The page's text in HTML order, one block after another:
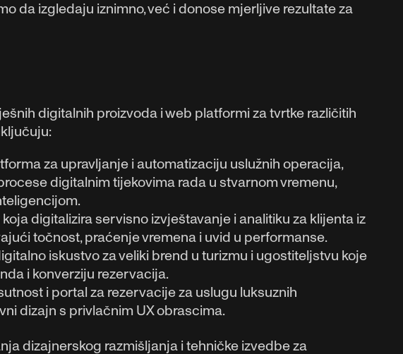
da izgledaju iznimno, već i donose mjerljive rezultate za
digitalnih proizvoda i web platformi za tvrtke različitih
za upravljanje i automatizaciju uslužnih operacija,
digitalnim tijekovima rada u stvarnom vremenu,
digitalizira servisno izvještavanje i analitiku za klijenta iz
točnost, praćenje vremena i uvid u performanse.
iskustvo za veliki brend u turizmu i ugostiteljstvu koje
i konverziju rezervacija.
i portal za rezervacije za uslugu luksuznih
dizajn s privlačnim UX obrascima.
dizajnerskog razmišljanja i tehničke izvedbe za